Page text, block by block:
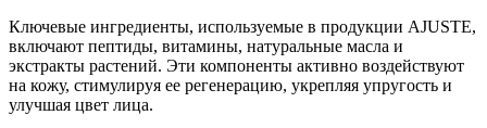
Ключевые ингредиенты, используемые в продукции AJUSTE,
включают пептиды, витамины, натуральные масла и
экстракты растений. Эти компоненты активно воздействуют
на кожу, стимулируя ее регенерацию, укрепляя упругость и
улучшая цвет лица.